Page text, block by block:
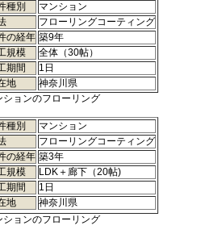
種別
マンション
フローリングコーティング
の経年 築9年
規模
全体（30帖）
期間
1日
地
神奈川県
ションのフローリング
種別
マンション
フローリングコーティング
の経年 築3年
規模
LDK＋廊下（20帖)
期間
1日
地
神奈川県
ションのフローリング